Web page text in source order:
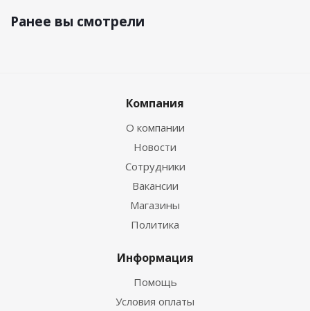
Ранее вы смотрели
Компания
О компании
Новости
Сотрудники
Вакансии
Магазины
Политика
Информация
Помощь
Условия оплаты